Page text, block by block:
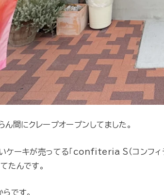
ん間にクレープオープンしてました。
ケーキが売ってる「confiteria S（コンフィテ
たんです。
です。